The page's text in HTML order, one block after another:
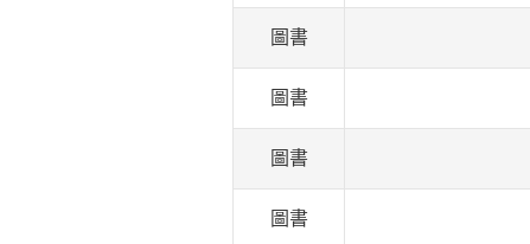
圖書
圖書
圖書
圖書